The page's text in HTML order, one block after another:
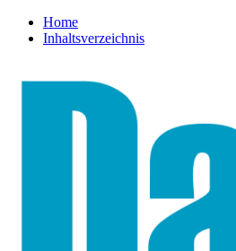
Home
Inhaltsverzeichnis